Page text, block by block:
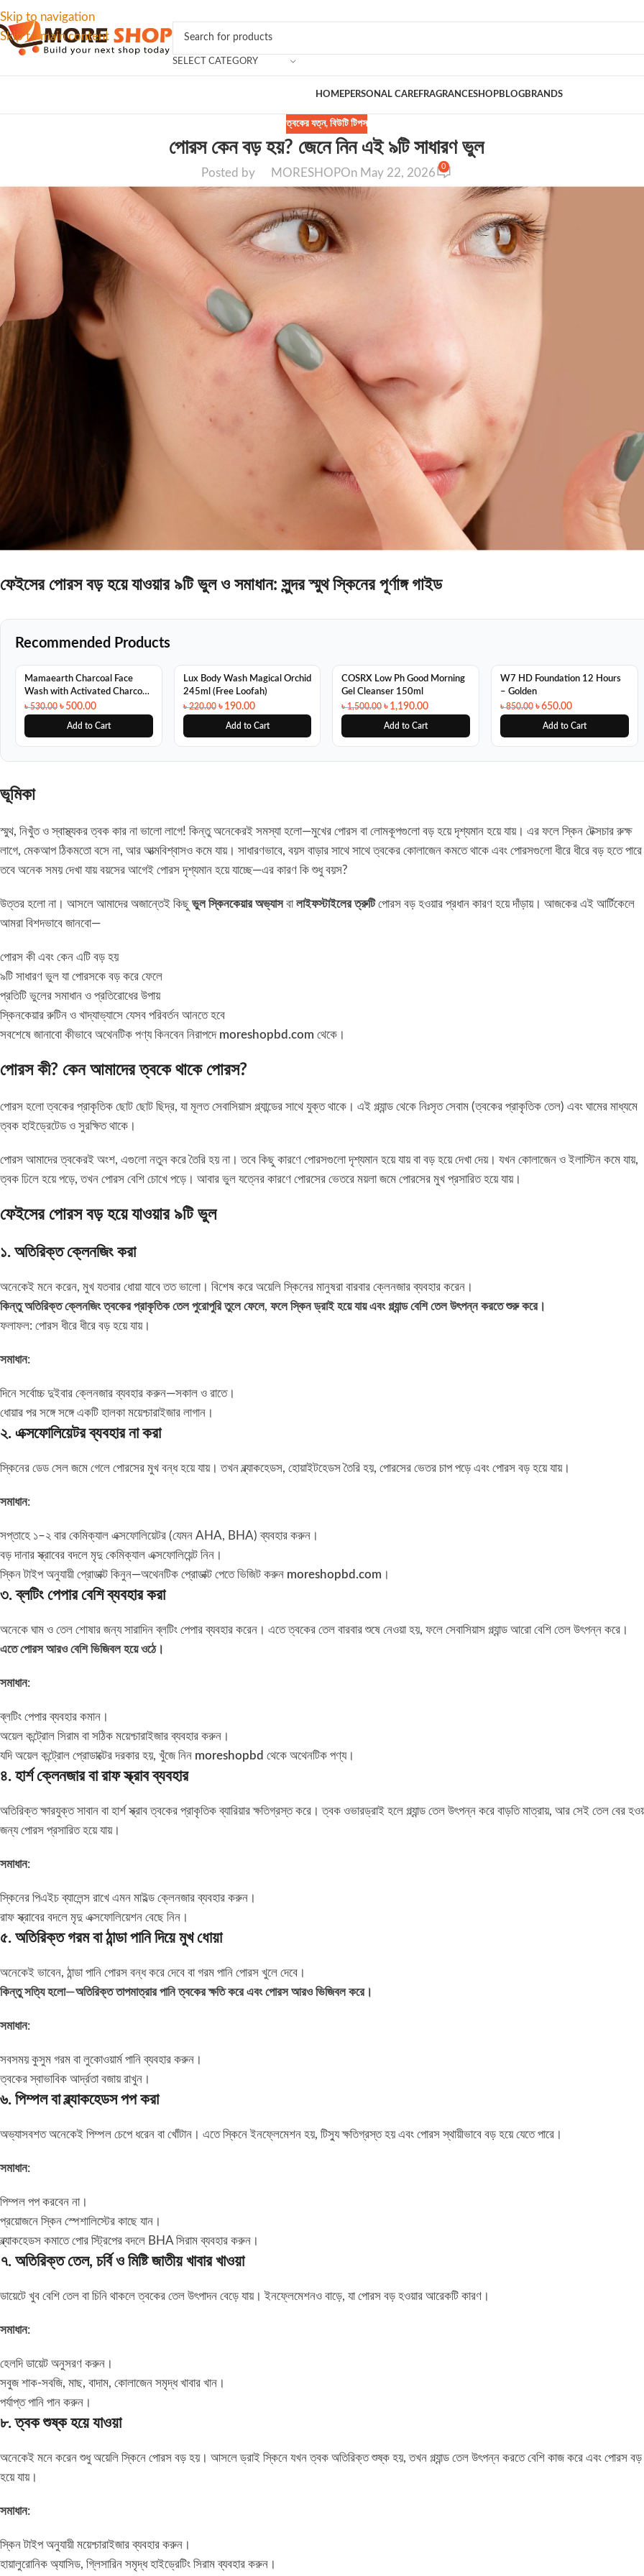
Skip to navigation
Skip to main content
SELECT CATEGORY
HOMEPERSONAL CAREFRAGRANCESHOPBLOGBRANDS
ত্বকের যত্ন, বিউটি টিপস
পোরস কেন বড় হয়? জেনে নিন এই ৯টি সাধারণ ভুল
Posted by MORESHOPOn May 22, 2026
0
ফেইসের পোরস বড় হয়ে যাওয়ার ৯টি ভুল ও সমাধান: সুন্দর স্মুথ স্কিনের পূর্ণাঙ্গ গাইড
Recommended Products
SALE
Mamaearth Charcoal Face
Wash with Activated Charcoal
& Coffee 100ml
৳530.00 ৳ 500.00
Add to Cart
SALE
Lux Body Wash Magical Orchid
245ml (Free Loofah)
৳220.00 ৳ 190.00
Add to Cart
SALE
COSRX Low Ph Good Morning
Gel Cleanser 150ml
৳1,500.00 ৳ 1,190.00
Add to Cart
SALE
W7 HD Foundation 12 Hours
– Golden
৳850.00 ৳650.00
Add to Cart
ভূমিকা
স্মুথ, নিখুঁত ও স্বাস্থ্যকর ত্বক কার না ভালো লাগে! কিন্তু অনেকেরই সমস্যা হলো—মুখের পোরস বা লোমকূপগুলো বড় হয়ে দৃশ্যমান হয়ে যায়। এর ফলে স্কিন টেক্সচার রুক্ষ
লাগে, মেকআপ ঠিকমতো বসে না, আর আত্মবিশ্বাসও কমে যায়। সাধারণভাবে, বয়স বাড়ার সাথে সাথে ত্বকের কোলাজেন কমতে থাকে এবং পোরসগুলো ধীরে ধীরে বড় হতে
তবে অনেক সময় দেখা যায় বয়সের আগেই পোরস দৃশ্যমান হয়ে যাচ্ছে—এর কারণ কি শুধু বয়স?
উত্তর হলো না। আসলে আমাদের অজান্তেই কিছু ভুল স্কিনকেয়ার অভ্যাসবালাইফস্টাইলের ত্রুটিপোরস বড় হওয়ার প্রধান কারণ হয়ে দাঁড়ায়। আজকের এই আর্টিকেলে
আমরা বিশদভাবে জানবো—
পোরস কী এবং কেন এটি বড় হয়
৯টি সাধারণ ভুল যা পোরসকে বড় করে ফেলে
প্রতিটি ভুলের সমাধান ও প্রতিরোধের উপায়
স্কিনকেয়ার রুটিন ও খাদ্যাভ্যাসে যেসব পরিবর্তন আনতে হবে
সবশেষে জানাবো কীভাবে অথেনটিক পণ্য কিনবেন নিরাপদে moreshopbd.com থেকে।
পোরস কী? কেন আমাদের ত্বকে থাকে পোরস?
পোরস হলো ত্বকের প্রাকৃতিক ছোট ছোট ছিদ্র, যা মূলত সেবাসিয়াস গ্ল্যান্ডের সাথে যুক্ত থাকে। এই গ্ল্যান্ড থেকে নিঃসৃত সেবাম (ত্বকের প্রাকৃতিক তেল) এবং ঘামের মাধ্যমে
ত্বক হাইড্রেটেড ও সুরক্ষিত থাকে।
পোরস আমাদের ত্বকেরই অংশ, এগুলো নতুন করে তৈরি হয় না। তবে কিছু কারণে পোরসগুলো দৃশ্যমান হয়ে যায় বা বড় হয়ে দেখা দেয়। যখন কোলাজেন ও ইলাস্টিন কমে যায়,
ত্বক ঢিলে হয়ে পড়ে, তখন পোরস বেশি চোখে পড়ে। আবার ভুল যত্নের কারণে পোরসের ভেতরে ময়লা জমে পোরসের মুখ প্রসারিত হয়ে যায়।
ফেইসের পোরস বড় হয়ে যাওয়ার ৯টি ভুল
১. অতিরিক্ত ক্লেনজিং করা
অনেকেই মনে করেন, মুখ যতবার ধোয়া যাবে তত ভালো। বিশেষ করে অয়েলি স্কিনের মানুষরা বারবার ক্লেনজার ব্যবহার করেন।
কিন্তু অতিরিক্ত ক্লেনজিং ত্বকের প্রাকৃতিক তেল পুরোপুরি তুলে ফেলে, ফলে স্কিন ড্রাই হয়ে যায় এবং গ্ল্যান্ড বেশি তেল উৎপন্ন করতে শুরু করে।
ফলাফল: পোরস ধীরে ধীরে বড় হয়ে যায়।
সমাধান:
দিনে সর্বোচ্চ দুইবার ক্লেনজার ব্যবহার করুন—সকাল ও রাতে।
ধোয়ার পর সঙ্গে সঙ্গে একটি হালকা ময়েশ্চারাইজার লাগান।
২. এক্সফোলিয়েটর ব্যবহার না করা
স্কিনের ডেড সেল জমে গেলে পোরসের মুখ বন্ধ হয়ে যায়। তখন ব্ল্যাকহেডস, হোয়াইটহেডস তৈরি হয়, পোরসের ভেতর চাপ পড়ে এবং পোরস বড় হয়ে যায়।
সমাধান:
সপ্তাহে ১–২ বার কেমিক্যাল এক্সফোলিয়েটর (যেমন AHA, BHA) ব্যবহার করুন।
বড় দানার স্ক্রাবের বদলে মৃদু কেমিক্যাল এক্সফোলিয়েন্ট নিন।
স্কিন টাইপ অনুযায়ী প্রোডাক্ট কিনুন—অথেনটিক প্রোডাক্ট পেতে ভিজিট করুন moreshopbd.com ।
৩. ব্লটিং পেপার বেশি ব্যবহার করা
অনেকে ঘাম ও তেল শোষার জন্য সারাদিন ব্লটিং পেপার ব্যবহার করেন। এতে ত্বকের তেল বারবার শুষে নেওয়া হয়, ফলে সেবাসিয়াস গ্ল্যান্ড আরো বেশি তেল উৎপন্ন করে।
এতে পোরস আরও বেশি ভিজিবল হয়ে ওঠে।
সমাধান:
ব্লটিং পেপার ব্যবহার কমান।
অয়েল কন্ট্রোল সিরাম বা সঠিক ময়েশ্চারাইজার ব্যবহার করুন।
যদি অয়েল কন্ট্রোল প্রোডাক্টের দরকার হয়, খুঁজে নিন moreshopbd থেকে অথেনটিক পণ্য।
৪. হার্শ ক্লেনজার বা রাফ স্ক্রাব ব্যবহার
অতিরিক্ত ক্ষারযুক্ত সাবান বা হার্শ স্ক্রাব ত্বকের প্রাকৃতিক ব্যারিয়ার ক্ষতিগ্রস্ত করে। ত্বক ওভারড্রাই হলে গ্ল্যান্ড তেল উৎপন্ন করে বাড়তি মাত্রায়, আর সেই তেল বের
জন্য পোরস প্রসারিত হয়ে যায়।
সমাধান:
স্কিনের পিএইচ ব্যালেন্স রাখে এমন মাইল্ড ক্লেনজার ব্যবহার করুন।
রাফ স্ক্রাবের বদলে মৃদু এক্সফোলিয়েশন বেছে নিন।
৫. অতিরিক্ত গরম বা ঠান্ডা পানি দিয়ে মুখ ধোয়া
অনেকেই ভাবেন, ঠান্ডা পানি পোরস বন্ধ করে দেবে বা গরম পানি পোরস খুলে দেবে।
কিন্তু সত্যি হলো—অতিরিক্ত তাপমাত্রার পানি ত্বকের ক্ষতি করে এবং পোরস আরও ভিজিবল করে।
সমাধান:
সবসময় কুসুম গরম বা লুকোওয়ার্ম পানি ব্যবহার করুন।
ত্বকের স্বাভাবিক আর্দ্রতা বজায় রাখুন।
৬. পিম্পল বা ব্ল্যাকহেডস পপ করা
অভ্যাসবশত অনেকেই পিম্পল চেপে ধরেন বা খোঁটান। এতে স্কিনে ইনফ্লেমেশন হয়, টিস্যু ক্ষতিগ্রস্ত হয় এবং পোরস স্থায়ীভাবে বড় হয়ে যেতে পারে।
সমাধান:
পিম্পল পপ করবেন না।
প্রয়োজনে স্কিন স্পেশালিস্টের কাছে যান।
ব্ল্যাকহেডস কমাতে পোর স্ট্রিপের বদলে BHA সিরাম ব্যবহার করুন।
৭. অতিরিক্ত তেল, চর্বি ও মিষ্টি জাতীয় খাবার খাওয়া
ডায়েটে খুব বেশি তেল বা চিনি থাকলে ত্বকের তেল উৎপাদন বেড়ে যায়। ইনফ্লেমেশনও বাড়ে, যা পোরস বড় হওয়ার আরেকটি কারণ।
সমাধান:
হেলদি ডায়েট অনুসরণ করুন।
সবুজ শাক-সবজি, মাছ, বাদাম, কোলাজেন সমৃদ্ধ খাবার খান।
পর্যাপ্ত পানি পান করুন।
৮. ত্বক শুষ্ক হয়ে যাওয়া
অনেকেই মনে করেন শুধু অয়েলি স্কিনে পোরস বড় হয়। আসলে ড্রাই স্কিনে যখন ত্বক অতিরিক্ত শুষ্ক হয়, তখন গ্ল্যান্ড তেল উৎপন্ন করতে বেশি কাজ করে এবং পোরস বড়
হয়ে যায়।
সমাধান:
স্কিন টাইপ অনুযায়ী ময়েশ্চারাইজার ব্যবহার করুন।
হায়ালুরোনিক অ্যাসিড, গ্লিসারিন সমৃদ্ধ হাইড্রেটিং সিরাম ব্যবহার করুন।